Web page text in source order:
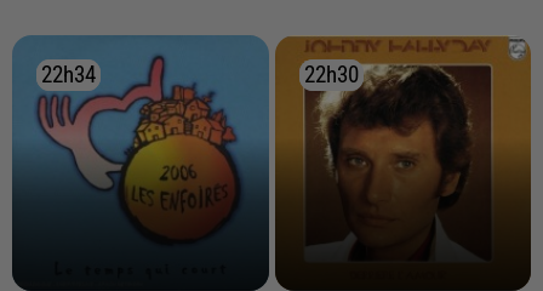
22h34
22h34 22h30
22h30